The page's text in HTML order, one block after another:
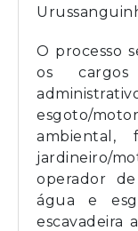
O processo
os
esgoto/
jardineiro/
operador
água e
escavadeira